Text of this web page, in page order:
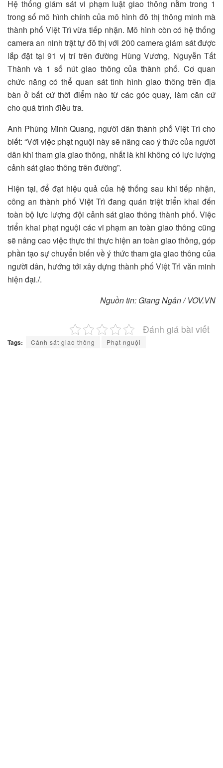
Hệ thống giám sát vi phạm luật giao thông nằm trong 1
trong số mô hình chính của mô hình đô thị thông minh mà
thành phố Việt Trì vừa tiếp nhận. Mô hình còn có hệ thống
camera an ninh trật tự đô thị với 200 camera giám sát được
lắp đặt tại 91 vị trí trên đường Hùng Vương, Nguyễn Tất
Thành và 1 số nút giao thông của thành phố. Cơ quan
chức năng có thể quan sát tình hình giao thông trên địa
bàn ở bất cứ thời điểm nào từ các góc quay, làm căn cứ
cho quá trình điều tra.
Anh Phùng Minh Quang, người dân thành phố Việt Trì cho
biết: “Với việc phạt nguội này sẽ nâng cao ý thức của người
dân khi tham gia giao thông, nhất là khi không có lực lượng
cảnh sát giao thông trên đường”.
Hiện tại, để đạt hiệu quả của hệ thống sau khi tiếp nhận,
công an thành phố Việt Trì đang quán triệt triển khai đến
toàn bộ lực lượng đội cảnh sát giao thông thành phố. Việc
triển khai phạt nguội các vi phạm an toàn giao thông cũng
sẽ nâng cao việc thực thi thực hiện an toàn giao thông, góp
phần tạo sự chuyển biến về ý thức tham gia giao thông của
người dân, hướng tới xây dựng thành phố Việt Trì văn minh
hiện đại./.
Nguồn tin: Giang Ngân / VOV.VN
Đánh giá bài viết
Tags: Cảnh sát giao thông Phạt nguội